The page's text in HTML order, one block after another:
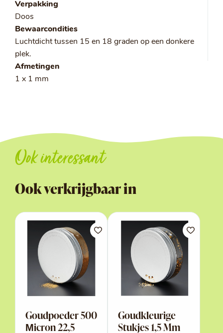
Verpakking
Doos
Bewaarcondities
Luchtdicht tussen 15 en 18 graden op een donkere
plek.
Afmetingen
1 x 1 mm
Ook interessant
Ook verkrijgbaar in
Goudpoeder 500
Μicron 22,5
Goudkleurige
Stukjes 1,5 Mm